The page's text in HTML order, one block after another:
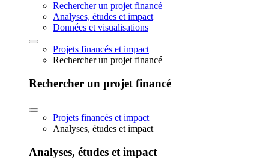
Rechercher un projet financé
Analyses, études et impact
Données et visualisations
Projets financés et impact
Rechercher un projet financé
Rechercher un projet financé
Projets financés et impact
Analyses, études et impact
Analyses, études et impact